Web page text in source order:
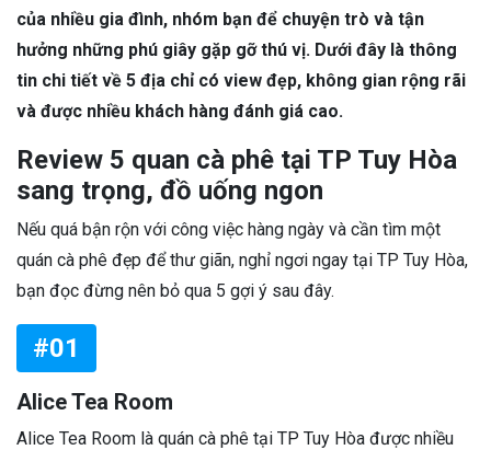
của nhiều gia đình, nhóm bạn để chuyện trò và tận
hưởng những phú giây gặp gỡ thú vị. Dưới đây là thông
tin chi tiết về 5 địa chỉ có view đẹp, không gian rộng rãi
và được nhiều khách hàng đánh giá cao.
Review 5 quan cà phê tại TP Tuy Hòa
sang trọng, đồ uống ngon
Nếu quá bận rộn với công việc hàng ngày và cần tìm một
quán cà phê đẹp để thư giãn, nghỉ ngơi ngay tại TP Tuy Hòa,
bạn đọc đừng nên bỏ qua 5 gợi ý sau đây.
#01
Alice Tea Room
Alice Tea Room là quán cà phê tại TP Tuy Hòa được nhiều